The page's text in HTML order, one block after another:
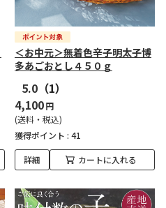
＜お中元＞無着色辛子明太子博
多あごおとし４５０ｇ
5.0 （1）
4,100円
(送料・税込)
獲得ポイント : 41
詳細 カートに入れる